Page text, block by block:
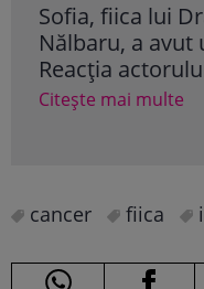
Sofia, fiica lui
Nălbaru, a avut
Reacția
Citește mai multe
cancer fiica